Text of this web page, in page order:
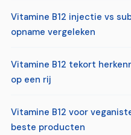
Vitamine B12 injectie vs
opname vergeleken
Vitamine B12 tekort
op een rij
Vitamine B12 voor
beste producten